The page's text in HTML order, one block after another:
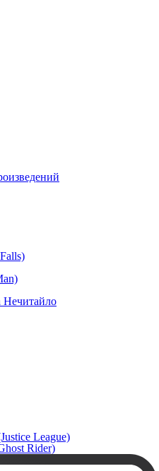
League)
Rider)